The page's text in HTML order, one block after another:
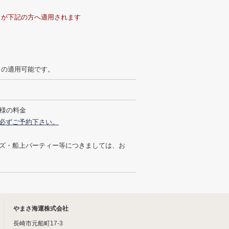
下記の方へ適用されます
適用可能です。
の料金
必ずご予約下さい。
・船上パーティー等につきましては、お
やまさ海運株式会社
長崎市元船町17-3